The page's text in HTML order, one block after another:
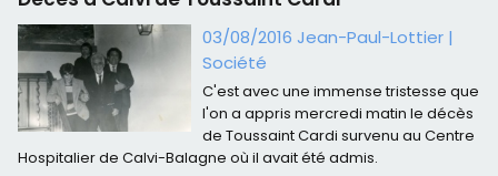
03/08/2016 Jean-Paul-Lottier |
Société
C'est avec une immense tristesse que
l'on a appris mercredi matin le décès
de Toussaint Cardi survenu au Centre
Hospitalier de Calvi-Balagne où il avait été admis.